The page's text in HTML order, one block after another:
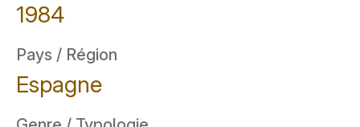
1984
Pays / Région
Espagne